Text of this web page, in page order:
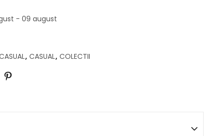
- 09 august
, CASUAL, COLECTII